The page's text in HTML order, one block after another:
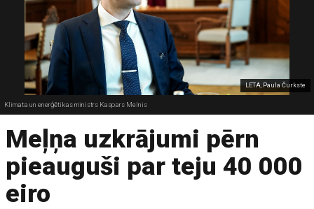
LETA, Paula Čurkste
Klimata un enerģētikas ministrs Kaspars Melnis
Meļņa uzkrājumi pērn
pieauguši par teju 40 000
eiro